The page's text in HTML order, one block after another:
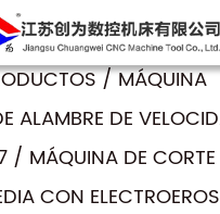
/MÁQUINA
ALAMBRE DE
/ MÁQUINA DE CORTE
CON